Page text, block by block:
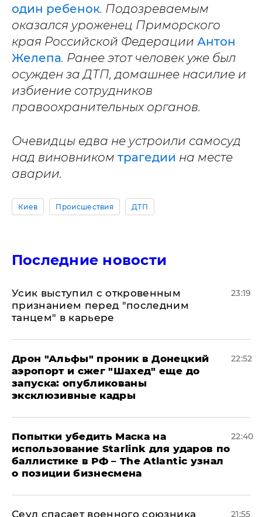
один ребенок. Подозреваемым
оказался уроженец Приморского
края Российской Федерации Антон
Желепа. Ранее этот человек уже был
осужден за ДТП, домашнее насилие и
избиение сотрудников
правоохранительных органов.
Очевидцы едва не устроили самосуд
над виновником трагедии на месте
аварии.
Киев Происшествия ДТП
Последние новости
Усик выступил с откровенным
признанием перед "последним
танцем" в карьере
23:19
Дрон "Альфы" проник в Донецкий
аэропорт и сжег "Шахед" еще до
запуска: опубликованы
эксклюзивные кадры
22:52
Попытки убедить Маска на
использование Starlink для ударов по
баллистике в РФ – The Atlantic узнал
о позиции бизнесмена
22:40
​Сеул спасает военного союзника 21:55